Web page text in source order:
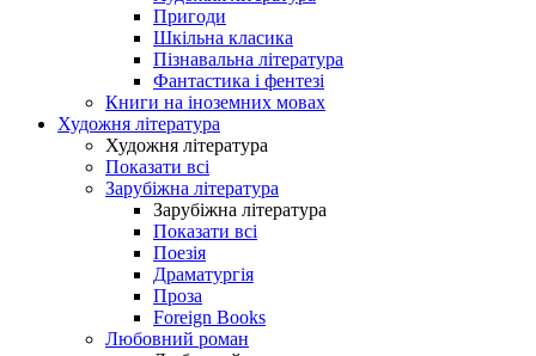
Пригоди
Шкільна класика
Пізнавальна література
Фантастика і фентезі
Книги на іноземних мовах
Художня література
Художня література
Показати всі
Зарубіжна література
Зарубіжна література
Показати всі
Поезія
Драматургія
Проза
Foreign Books
Любовний роман